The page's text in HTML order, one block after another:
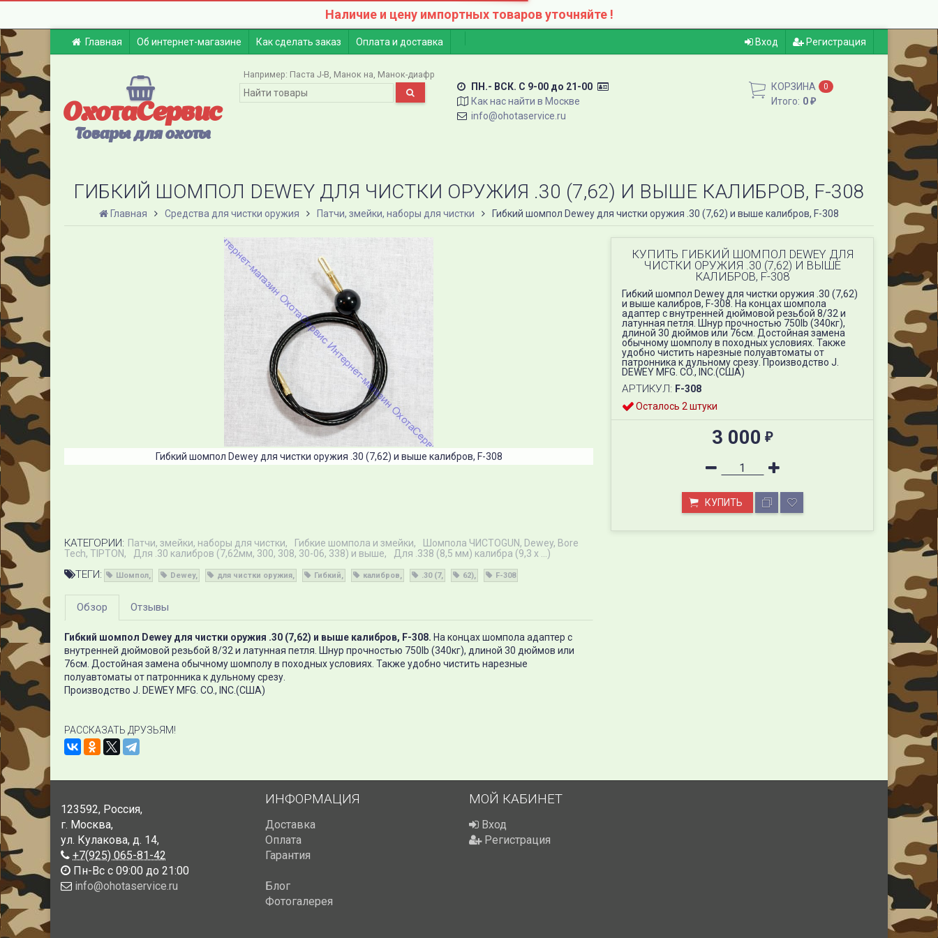
Наличие и цену импортных товаров уточняйте !
Главная Об интернет-магазине Как сделать заказ Оплата и доставка Вход Регистрация
ОхотаСервис
Товары для охоты
Например: Паста J-B Манок на Манок-диафр
ПН.- ВСК. C 9-00 до 21-00
Как нас найти в Москве
info@ohotaservice.ru
КОРЗИНА 0
Итого: 0 ₽
ГИБКИЙ ШОМПОЛ DEWEY ДЛЯ ЧИСТКИ ОРУЖИЯ .30 (7,62) И ВЫШЕ КАЛИБРОВ, F-308
Главная Средства для чистки оружия Патчи, змейки, наборы для чистки Гибкий шомпол Dewey для чистки оружия .30 (7,62) и выше калибров, F-308
Гибкий шомпол Dewey для чистки оружия .30 (7,62) и выше калибров, F-308
КУПИТЬ ГИБКИЙ ШОМПОЛ DEWEY ДЛЯ
ЧИСТКИ ОРУЖИЯ .30 (7,62) И ВЫШЕ
КАЛИБРОВ, F-308
Гибкий шомпол Dewey для чистки оружия .30 (7,62)
и выше калибров, F-308. На концах шомпола
адаптер с внутренней дюймовой резьбой 8/32 и
латунная петля. Шнур прочностью 750lb (340кг),
длиной 30 дюймов или 76см. Достойная замена
обычному шомполу в походных условиях. Также
удобно чистить нарезные полуавтоматы от
патронника к дульному срезу. Производство J.
DEWEY MFG. CO., INC.(США)
АРТИКУЛ: F-308
Осталось 2 штуки
3 000 ₽
КУПИТЬ
КАТЕГОРИИ: Патчи, змейки, наборы для чистки Гибкие шомпола и змейки
Шомпола ЧИСТОGUN, Dewey, Bore
Tech, TIPTON
Для .30 калибров (7,62мм, 300, 308, 30-06, 338) и выше Для .338 (8,5 мм) калибра (9,3 х ...)
ТЕГИ: Шомпол Dewey для чистки оружия Гибкий калибров .30 (7 62) F-308
Обзор Отзывы
Гибкий шомпол Dewey для чистки оружия .30 (7,62) и выше калибров, F-308. На концах шомпола адаптер с
внутренней дюймовой резьбой 8/32 и латунная петля. Шнур прочностью 750lb (340кг), длиной 30 дюймов или
76см. Достойная замена обычному шомполу в походных условиях. Также удобно чистить нарезные
полуавтоматы от патронника к дульному срезу.
Производство J. DEWEY MFG. CO., INC.(США)
РАССКАЗАТЬ ДРУЗЬЯМ!
123592, Россия,
г. Москва,
ул. Кулакова, д. 14,
+7(925) 065-81-42
Пн-Вс с 09:00 до 21:00
info@ohotaservice.ru
ИНФОРМАЦИЯ
Доставка
Оплата
Гарантия
Блог
Фотогалерея
МОЙ КАБИНЕТ
Вход
Регистрация